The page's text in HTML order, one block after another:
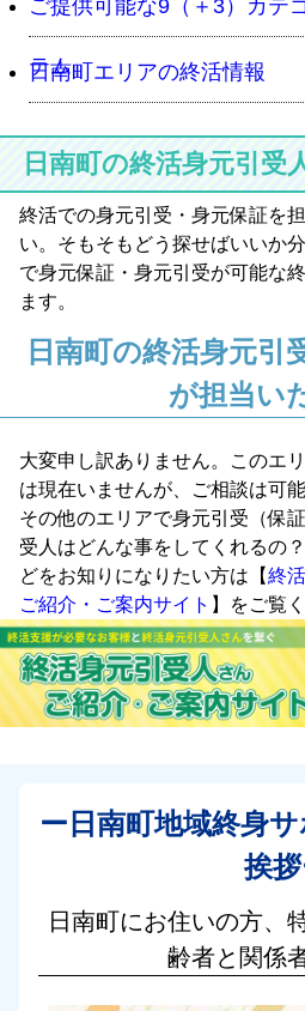
ご提供可能な9（＋3）カテ
テム
日南町エリアの終活情報
日南町の終活身元引受
終活での身元引受・身元保証を
い。そもそもどう探せばいいか
で身元保証・身元引受が可能な
ます。
日南町の終活身元引
が担当い
大変申し訳ありません。このエ
は現在いませんが、ご相談は可
その他のエリアで身元引受（保
受人はどんな事をしてくれるの
どをお知りになりたい方は【終
ご紹介・ご案内サイト 】をご覧
ー日南町地域終身
挨
日南町にお住いの方、
齢者と関係